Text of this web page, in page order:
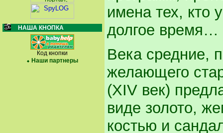
НАША КНОПКА
Код кнопки
Наши партнеры
имена тех, кто
долгое время…
Века средние,
желающего
(XIV век)
виде золото,
костью и